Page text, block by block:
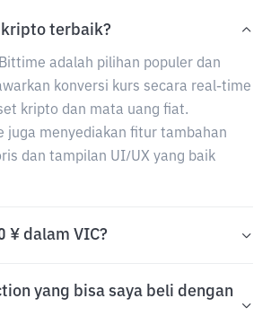
terbaik?
adalah pilihan populer dan
konversi kurs secara real-time
kripto dan mata uang fiat.
juga menyediakan fitur tambahan
dan tampilan UI/UX yang baik
¥ dalam VIC?
yang bisa saya beli dengan